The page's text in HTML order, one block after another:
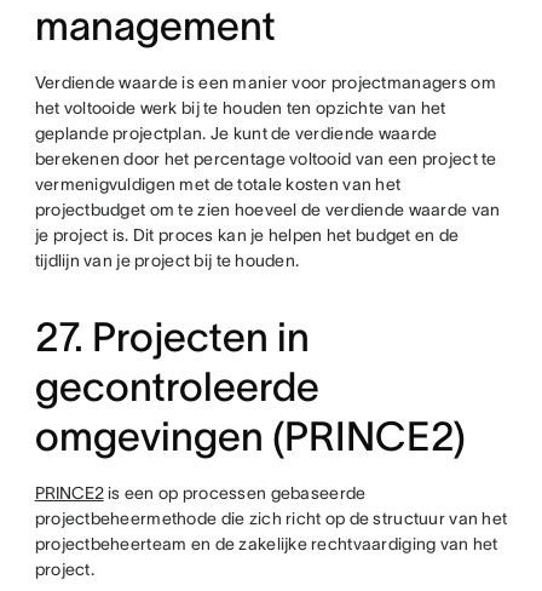
management
Verdiende waarde is een manier voor projectmanagers om
het voltooide werk bij te houden ten opzichte van het
geplande projectplan. Je kunt de verdiende waarde
berekenen door het percentage voltooid van een project te
vermenigvuldigen met de totale kosten van het
projectbudget om te zien hoeveel de verdiende waarde van
je project is. Dit proces kan je helpen het budget en de
tijdlijn van je project bij te houden.
27. Projecten in
gecontroleerde
omgevingen (PRINCE2)
PRINCE2is een op processen gebaseerde
projectbeheermethode die zich richt op de structuur van het
projectbeheerteam en de zakelijke rechtvaardiging van het
project.